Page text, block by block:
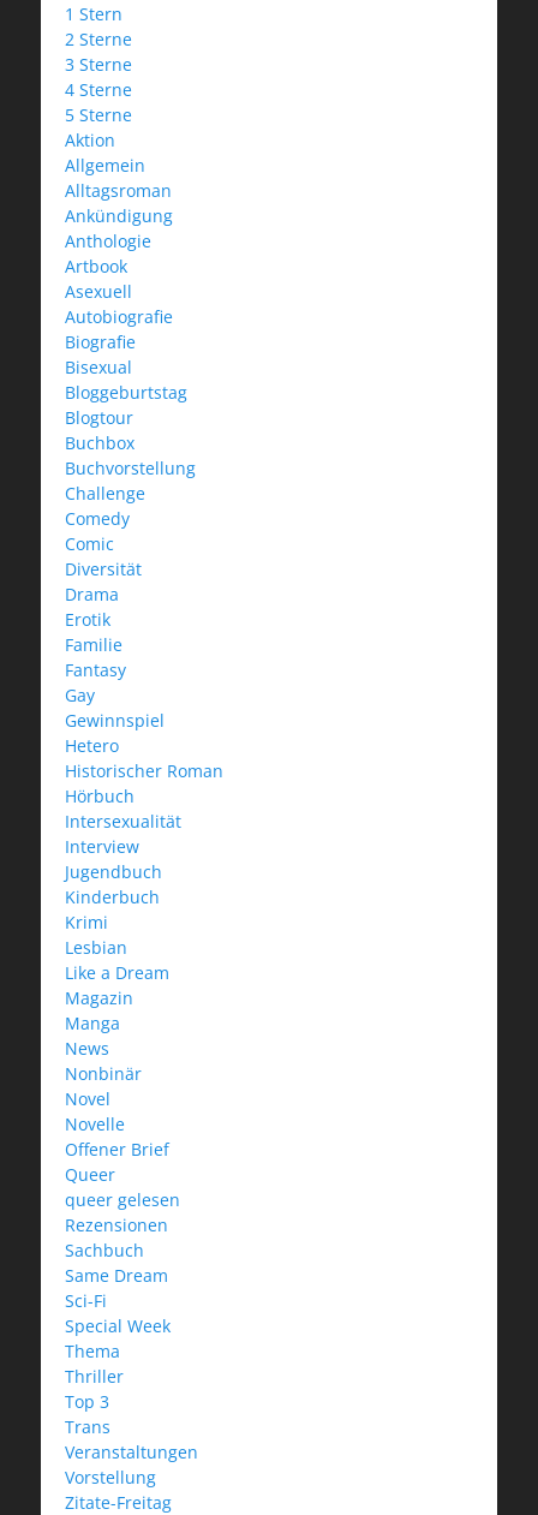
1 Stern
2 Sterne
3 Sterne
4 Sterne
5 Sterne
Aktion
Allgemein
Alltagsroman
Ankündigung
Anthologie
Artbook
Asexuell
Autobiografie
Biografie
Bisexual
Bloggeburtstag
Blogtour
Buchbox
Buchvorstellung
Challenge
Comedy
Comic
Diversität
Drama
Erotik
Familie
Fantasy
Gay
Gewinnspiel
Hetero
Historischer Roman
Hörbuch
Intersexualität
Interview
Jugendbuch
Kinderbuch
Krimi
Lesbian
Like a Dream
Magazin
Manga
News
Nonbinär
Novel
Novelle
Offener Brief
Queer
queer gelesen
Rezensionen
Sachbuch
Same Dream
Sci-Fi
Special Week
Thema
Thriller
Top 3
Trans
Veranstaltungen
Vorstellung
Zitate-Freitag